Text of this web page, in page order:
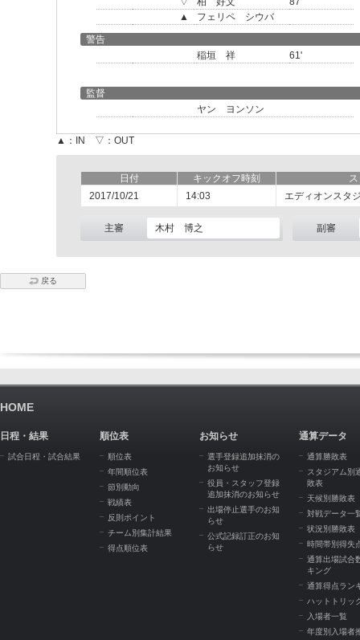
▲
フェリペ シウバ
警告
稲垣 祥
61'
監督
ヤン ヨンソン
▲：IN ▽：OUT
日付 キックオフ時刻
2017/10/21
14:03 エディオンスタ
主審 木村 博之 副審
戻る
HOME
日程・結果
試合日程・試合結果
順位表
順位表
年間順位表
節別動向
戦績表
反則ポイント
チーム別集計結果
得点順位表
お知らせ
選手登録追加抹消の
お知らせ
役員・スタッフ登録
追加抹消のお知らせ
出場停止選手のお知
らせ
公式記録訂正のお知
らせ
通算データ
通算勝敗表
スタジアム別
敗表
天候別勝敗表
対戦データ一
状況別勝敗表
時間帯別得失
通算出場試合
キング
通算得点ラン
ハットトリッ
入場者一覧
年度別入場者